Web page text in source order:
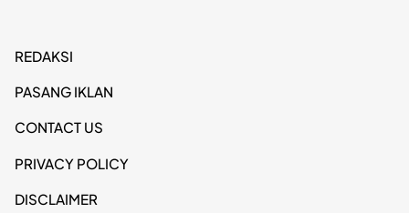
REDAKSI
PASANG IKLAN
CONTACT US
PRIVACY POLICY
DISCLAIMER